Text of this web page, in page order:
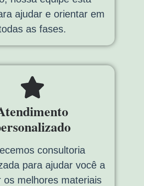
ajudar e orientar em
as fases.
consultoria
para ajudar você a
os melhores materiais